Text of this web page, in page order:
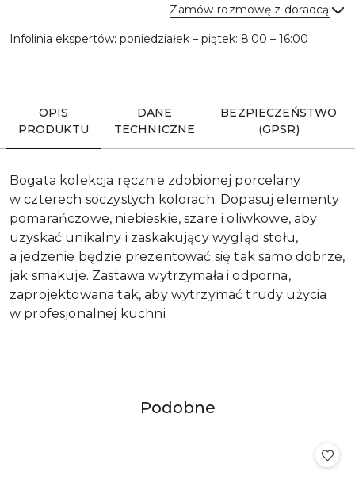
Zamów rozmowę z doradcą
Infolinia ekspertów: poniedziałek – piątek: 8:00 – 16:00
OPIS
PRODUKTU
DANE
TECHNICZNE
BEZPIECZEŃSTWO
(GPSR)
Bogata kolekcja ręcznie zdobionej porcelany
w czterech soczystych kolorach. Dopasuj elementy
pomarańczowe, niebieskie, szare i oliwkowe, aby
uzyskać unikalny i zaskakujący wygląd stołu,
a jedzenie będzie prezentować się tak samo dobrze,
jak smakuje. Zastawa wytrzymała i odporna,
zaprojektowana tak, aby wytrzymać trudy użycia
w profesjonalnej kuchni
Pomiń karuzelę produktów
Produkty
Podobne